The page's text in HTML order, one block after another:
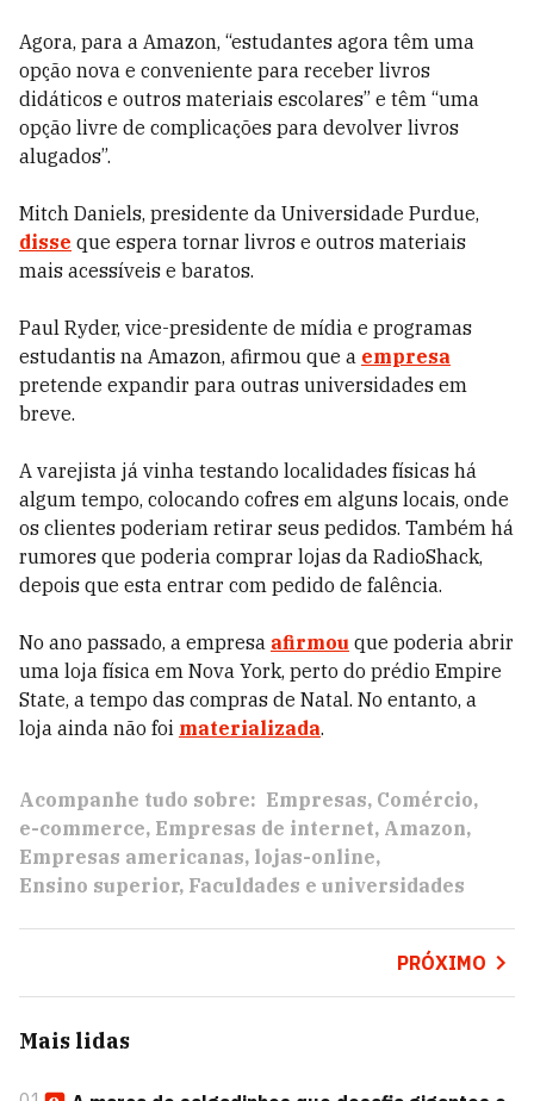
Agora, para a Amazon, “estudantes agora têm uma
opção nova e conveniente para receber livros
didáticos e outros materiais escolares” e têm “uma
opção livre de complicações para devolver livros
alugados”.
Mitch Daniels, presidente da Universidade Purdue,
disse que espera tornar livros e outros materiais
mais acessíveis e baratos.
Paul Ryder, vice-presidente de mídia e programas
estudantis na Amazon, afirmou que a empresa
pretende expandir para outras universidades em
breve.
A varejista já vinha testando localidades físicas há
algum tempo, colocando cofres em alguns locais, onde
os clientes poderiam retirar seus pedidos. Também há
rumores que poderia comprar lojas da RadioShack,
depois que esta entrar com pedido de falência.
No ano passado, a empresa afirmou que poderia abrir
uma loja física em Nova York, perto do prédio Empire
State, a tempo das compras de Natal. No entanto, a
loja ainda não foi materializada.
Acompanhe tudo sobre: Empresas Comércio
e-commerce Empresas de internet Amazon
Empresas americanas lojas-online
Ensino superior Faculdades e universidades
PRÓXIMO
Mais lidas